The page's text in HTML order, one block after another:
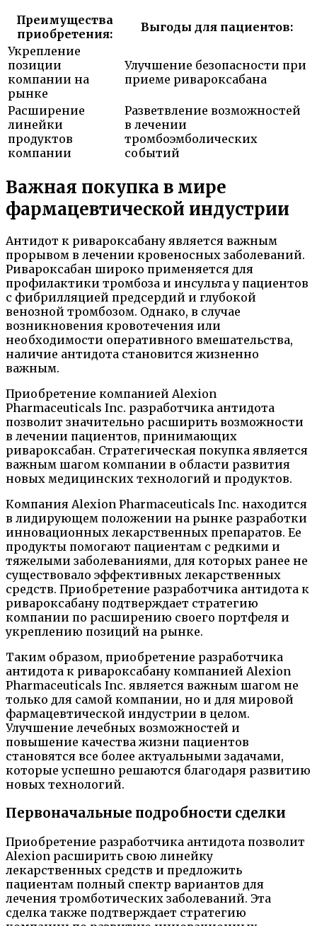
Преимущества
приобретения:
Выгоды для пациентов:
Укрепление
позиции
компании на
рынке
Улучшение безопасности при
приеме ривароксабана
Расширение
линейки
продуктов
компании
Разветвление возможностей
в лечении
тромбоэмболических
событий
Важная покупка в мире
фармацевтической индустрии
Антидот к ривароксабану является важным
прорывом в лечении кровеносных заболеваний.
Ривароксабан широко применяется для
профилактики тромбоза и инсульта у пациентов
с фибрилляцией предсердий и глубокой
венозной тромбозом. Однако, в случае
возникновения кровотечения или
необходимости оперативного вмешательства,
наличие антидота становится жизненно
важным.
Приобретение компанией Alexion
Pharmaceuticals Inc. разработчика антидота
позволит значительно расширить возможности
в лечении пациентов, принимающих
ривароксабан. Стратегическая покупка является
важным шагом компании в области развития
новых медицинских технологий и продуктов.
Компания Alexion Pharmaceuticals Inc. находится
в лидирующем положении на рынке разработки
инновационных лекарственных препаратов. Ее
продукты помогают пациентам с редкими и
тяжелыми заболеваниями, для которых ранее не
существовало эффективных лекарственных
средств. Приобретение разработчика антидота к
ривароксабану подтверждает стратегию
компании по расширению своего портфеля и
укреплению позиций на рынке.
Таким образом, приобретение разработчика
антидота к ривароксабану компанией Alexion
Pharmaceuticals Inc. является важным шагом не
только для самой компании, но и для мировой
фармацевтической индустрии в целом.
Улучшение лечебных возможностей и
повышение качества жизни пациентов
становятся все более актуальными задачами,
которые успешно решаются благодаря развитию
новых технологий.
Первоначальные подробности сделки
Приобретение разработчика антидота позволит
Alexion расширить свою линейку
лекарственных средств и предложить
пациентам полный спектр вариантов для
лечения тромботических заболеваний. Эта
сделка также подтверждает стратегию